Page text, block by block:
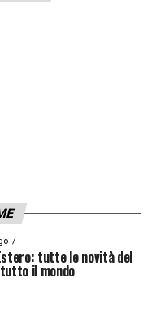
tutte le novità del
il mondo